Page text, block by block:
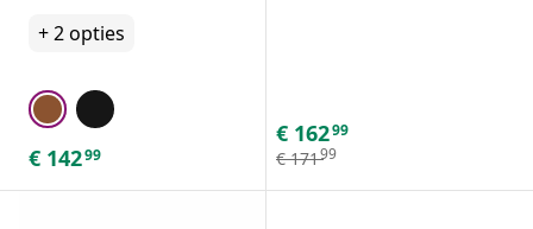
+2opties
€ 14299
€ 16299
€ 17199